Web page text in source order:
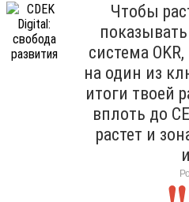
Чтобы
система
на один из
итоги твоей
вплоть до
растет и